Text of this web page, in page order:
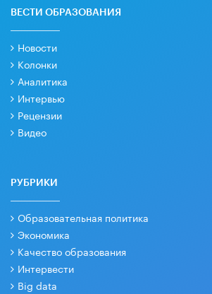
ВЕСТИ ОБРАЗОВАНИЯ
Новости
Колонки
Аналитика
Интервью
Рецензии
Видео
РУБРИКИ
Образовательная политика
Экономика
Качество образования
Интервести
Big data